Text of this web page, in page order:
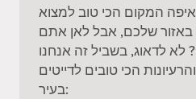
המקום הכי טוב למצוא
שלכם, אבל לאן אתם
לדאוג, בשביל זה אנחנו
הכי טובים לדייטים
בעיר: